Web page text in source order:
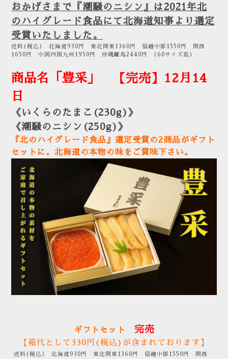
おかげさまで『潮騒のニシン』は2021年北
のハイグレード食品にて北海道知事より選定
受賞いたしました。
送料(税込) 北海道930円 東北関東1360円 信越中部1550円 関西
1650円 中国四国九州1950円 沖縄離島2440円 (60サイズ迄)
商品名「豊采」 【完売】12月14
日
《いくらのたまこ(230g)》
《潮騒のニシン(250g)》
『北のハイグレード食品』選定受賞の2商品がギフト
セットに。北海道の本物の味をご賞味下さい。
ギフトセット 完売
【箱代として330円(税込)が含まれております】
送料(税込) 北海道930円 東北関東1360円 信越中部1550円 関西